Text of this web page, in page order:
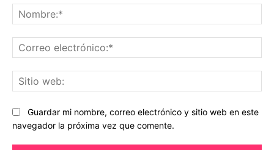
Guardar mi nombre, correo electrónico y sitio web en este
navegador la próxima vez que comente.